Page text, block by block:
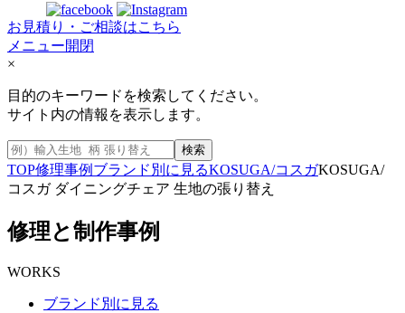
お見積り・ご相談はこちら
メニュー開閉
×
目的のキーワードを検索してください。
サイト内の情報を表示します。
検索
TOP修理事例 ブランド別に見るKOSUGA/コスガKOSUGA/
コスガ ダイニングチェア 生地の張り替え
修理と制作事例
WORKS
ブランド別に見る